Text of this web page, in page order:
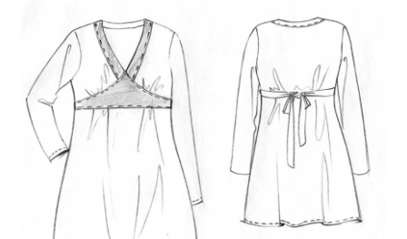
Über Mich
AGB
Impressum
Datenschutzerklärung
News